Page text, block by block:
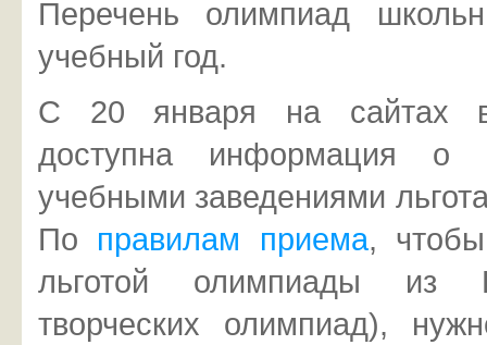
Перечень олимпиад
учебный год.
C 20 января на сайтах
доступна информация о
учебными заведениями
По правилам приема, чтобы
льготой олимпиады из
творческих олимпиад),